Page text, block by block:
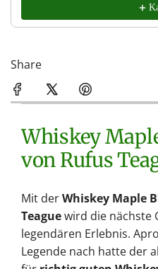
Share
Whiskey Maple BBQ-Sauce
von Rufus
Mit derWhiskey Maple
Teaguewird die nächste
legendären Erlebnis.
Legende nach hatte der